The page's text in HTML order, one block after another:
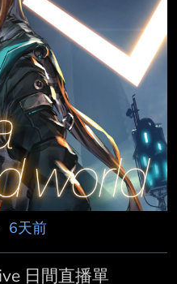
羅薇薇 Final Fantasy
6天前
日間直播單